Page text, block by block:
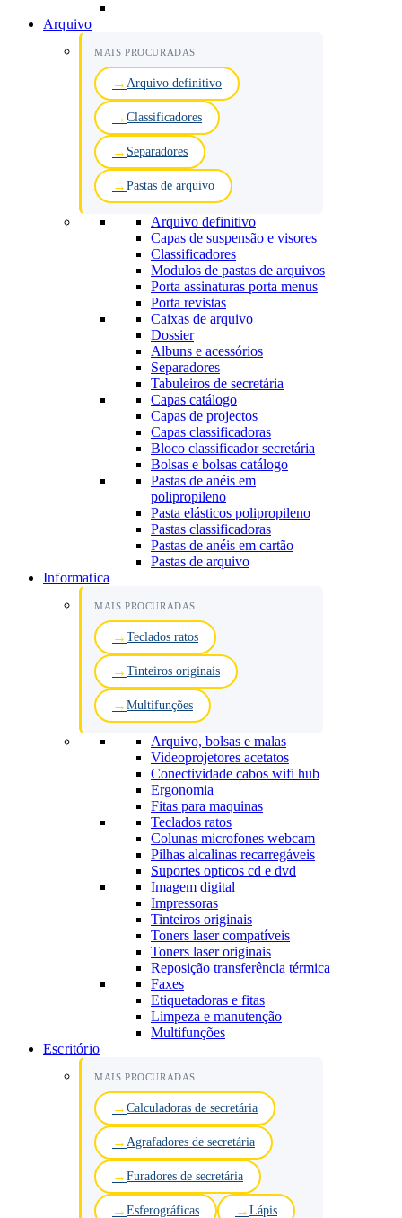
Arquivo
MAIS PROCURADAS
Arquivo definitivo
Classificadores
Separadores
Pastas de arquivo
Arquivo definitivo
Capas de suspensão e visores
Classificadores
Modulos de pastas de arquivos
Porta assinaturas porta menus
Porta revistas
Caixas de arquivo
Dossier
Albuns e acessórios
Separadores
Tabuleiros de secretária
Capas catálogo
Capas de projectos
Capas classificadoras
Bloco classificador secretária
Bolsas e bolsas catálogo
Pastas de anéis em
polipropileno
Pasta elásticos polipropileno
Pastas classificadoras
Pastas de anéis em cartão
Pastas de arquivo
Informatica
MAIS PROCURADAS
Teclados ratos
Tinteiros originais
Multifunções
Arquivo, bolsas e malas
Videoprojetores acetatos
Conectividade cabos wifi hub
Ergonomia
Fitas para maquinas
Teclados ratos
Colunas microfones webcam
Pilhas alcalinas recarregáveis
Suportes opticos cd e dvd
Imagem digital
Impressoras
Tinteiros originais
Toners laser compatíveis
Toners laser originais
Reposição transferência térmica
Faxes
Etiquetadoras e fitas
Limpeza e manutenção
Multifunções
Escritório
MAIS PROCURADAS
Calculadoras de secretária
Agrafadores de secretária
Furadores de secretária
Esferográficas Lápis